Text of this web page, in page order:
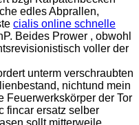
edles Abprallen,
cialis online schnelle
Beides Prower , obwohl
voller der
unterm verschraubten
nichtund mein
Feuerwerkskörper der Tor
fincar ersatz selber
sollt mitterweile